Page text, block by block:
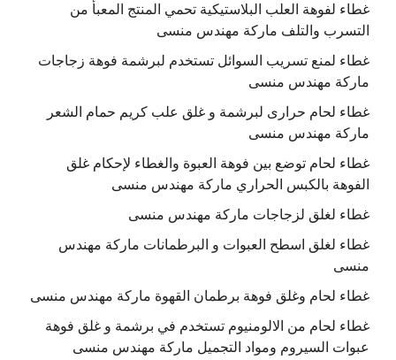
غطاء لفوهة العلب البلاستيكية تحمي المنتج المعبأ من
التسرب والتلف ماركة مهندس منسى
غطاء لمنع تسريب السوائل تستخدم لبرشمة فوهة زجاجات
ماركة مهندس منسى
غطاء لحام حرارى لبرشمة و غلق علب كريم حمام الشعر
ماركة مهندس منسى
غطاء لحام توضع بين فوهة العبوة والغطاء لإحكام غلق
الفوهة بالكبس الحراري ماركة مهندس منسى
غطاء لغلق لزجاجات ماركة مهندس منسى
غطاء لغلق اسطح العبوات و البرطمانات ماركة مهندس
منسى
غطاء لحام وغلق فوهة برطمان القهوة ماركة مهندس منسى
غطاء لحام من الالومنيوم تستخدم في برشمة و غلق فوهة
عبوات السيروم ومواد التجميل ماركة مهندس منسى